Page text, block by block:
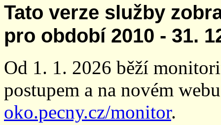
Tato verze služby
pro období 2010 - 31.
Od 1. 1. 2026 běží
postupem a na novém
oko.pecny.cz/monitor.